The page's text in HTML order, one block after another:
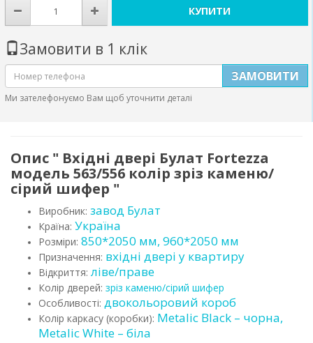
КУПИТИ
Замовити в 1 клік
ЗАМОВИТИ
Ми зателефонуємо Вам щоб уточнити деталі
Опис " Вхідні двері Булат Fortezza
модель 563/556 колір зріз каменю/
сірий шифер "
Виробник: завод Булат
Країна: Україна
Розміри: 850*2050 мм, 960*2050 мм
Призначення: вхідні двері у квартиру
Відкриття: ліве/праве
Колір дверей: зріз каменю/сірий шифер
Особливості: двокольоровий короб
Колір каркасу (коробки): Metalic Black – чорна,
Metalic White – біла